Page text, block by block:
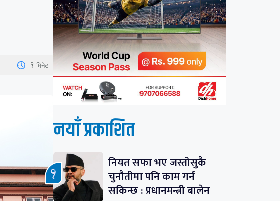
1 मिनेट
नयाँ प्रकाशित
नियत सफा भए जस्तोसुकै
चुनौतीमा पनि काम गर्न
सकिन्छ : प्रधानमन्त्री बालेन